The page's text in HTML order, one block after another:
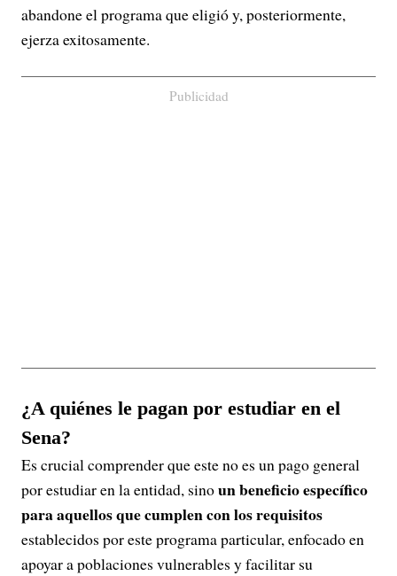
abandone el programa que eligió y, posteriormente,
ejerza exitosamente.
Publicidad
¿A quiénes le pagan por estudiar en el
Sena?
Es crucial comprender que este no es un pago general
por estudiar en la entidad, sinoun beneficio específico
para aquellos que cumplen con los requisitos
establecidos por este programa particular, enfocado en
apoyar a poblaciones vulnerables y facilitar su